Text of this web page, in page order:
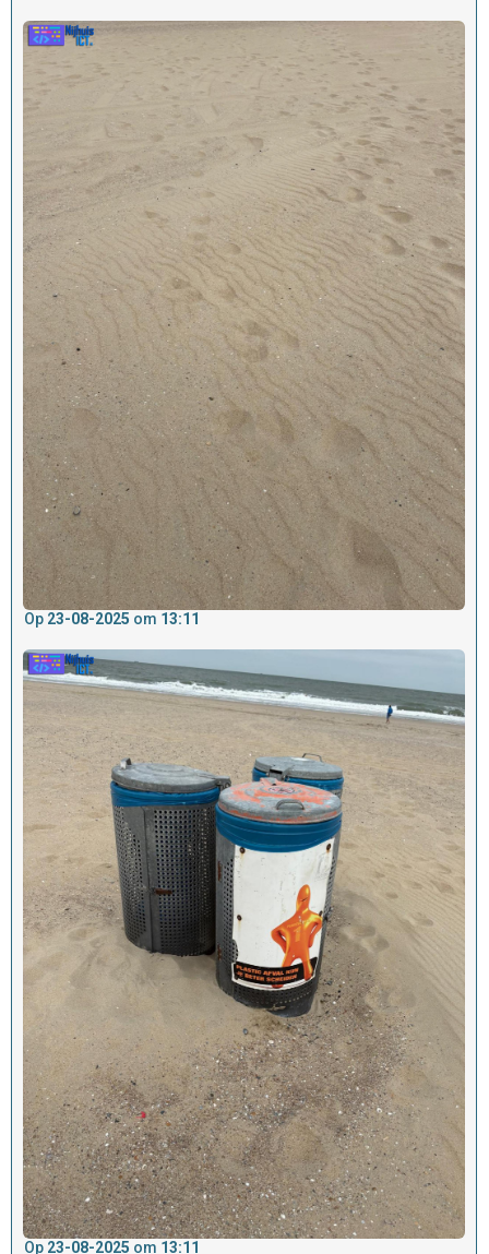
Op 23-08-2025 om 13:11
Op 23-08-2025 om 13:11